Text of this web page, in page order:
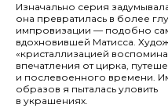
Изначально серия
она превратилась в более
импровизации — подобно
вдохновившей Матисса.
«кристаллизацией
впечатления от цирка,
и послевоенного времени.
образов я пыталась уловить
в украшениях.